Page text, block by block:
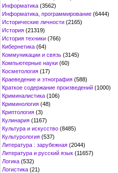
Информатика (3562)
Информатика, программирование (6444)
Исторические личности (2165)
История (21319)
История техники (766)
Кибернетика (64)
Коммуникации и связь (3145)
Компьютерные науки (60)
Косметология (17)
Краеведение и этнография (588)
Краткое содержание произведений (1000)
Криминалистика (106)
Криминология (48)
Криптология (3)
Кулинария (1167)
Культура и искусство (8485)
Культурология (537)
Литература : зарубежная (2044)
Литература и русский язык (11657)
Логика (532)
Логистика (21)